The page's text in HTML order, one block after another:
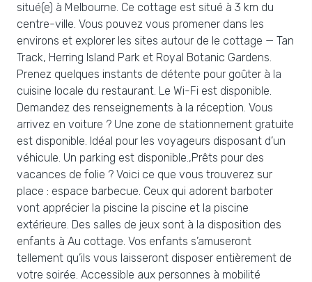
situé(e) à Melbourne. Ce cottage est situé à 3 km du
centre-ville. Vous pouvez vous promener dans les
environs et explorer les sites autour de le cottage — Tan
Track, Herring Island Park et Royal Botanic Gardens.
Prenez quelques instants de détente pour goûter à la
cuisine locale du restaurant. Le Wi-Fi est disponible.
Demandez des renseignements à la réception. Vous
arrivez en voiture ? Une zone de stationnement gratuite
est disponible. Idéal pour les voyageurs disposant d’un
véhicule. Un parking est disponible.,Prêts pour des
vacances de folie ? Voici ce que vous trouverez sur
place : espace barbecue. Ceux qui adorent barboter
vont apprécier la piscine la piscine et la piscine
extérieure. Des salles de jeux sont à la disposition des
enfants à Au cottage. Vos enfants s’amuseront
tellement qu’ils vous laisseront disposer entièrement de
votre soirée. Accessible aux personnes à mobilité